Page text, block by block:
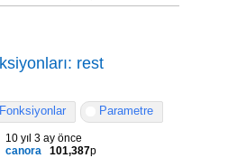
rest
Fonksiyonlar Parametre
10 yıl 3 ay önce
canora
101,387p